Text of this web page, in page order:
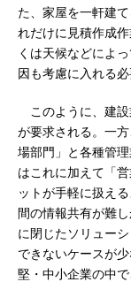
た、家屋を一軒建
れだけに見積作成
くは天候などによ
因も考慮に入れる必
このように、建設
が要求される。一
場部門」と各種管
はこれに加えて「
ットが手軽に扱え
間の情報共有が難
に閉じたソリュー
できないケースが
堅・中小企業の中